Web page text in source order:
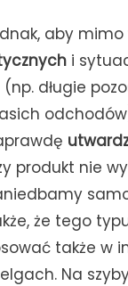
aby mimo
i
(np. długie
produkt nie
że tego
także w
Na